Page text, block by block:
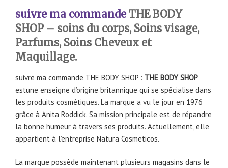
suivre ma commandeTHE BODY
SHOP – soins du corps, Soins visage,
Parfums, Soins Cheveux et
Maquillage.
suivre ma commande THE BODY SHOP : THE BODY SHOP
estune enseigne d’origine britannique qui se spécialise dans
les produits cosmétiques. La marque a vu le jour en 1976
grâce à Anita Roddick. Sa mission principale est de répandre
la bonne humeur à travers ses produits. Actuellement, elle
appartient à l’entreprise Natura Cosmeticos.
La marque possède maintenant plusieurs magasins dans le